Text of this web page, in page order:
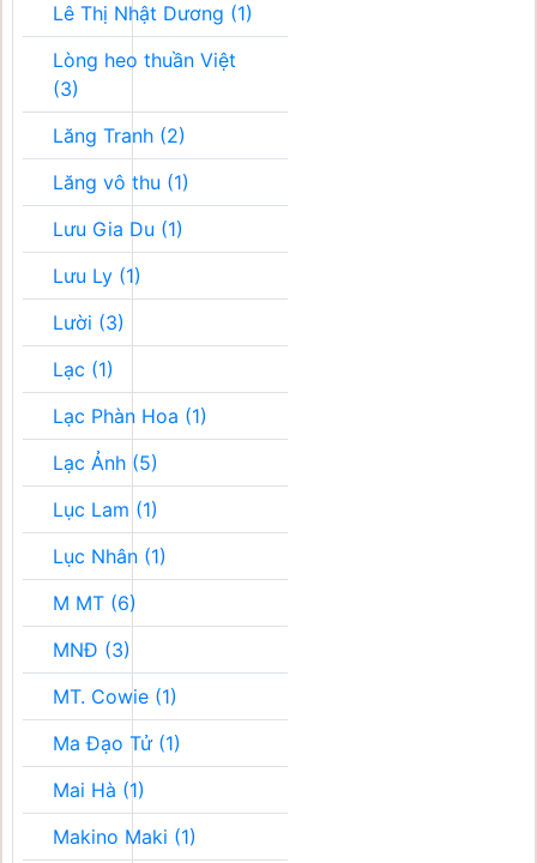
Lê Thị Nhật Dương (1)
Lòng heo thuần Việt
(3)
Lăng Tranh (2)
Lăng vô thu (1)
Lưu Gia Du (1)
Lưu Ly (1)
Lười (3)
Lạc (1)
Lạc Phàn Hoa (1)
Lạc Ảnh (5)
Lục Lam (1)
Lục Nhân (1)
M MT (6)
MNĐ (3)
MT. Cowie (1)
Ma Đạo Tử (1)
Mai Hà (1)
Makino Maki (1)